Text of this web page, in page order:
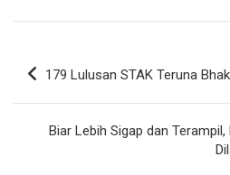
Navigasi
179 Lulusan STAK Teruna
Biar Lebih Sigap dan